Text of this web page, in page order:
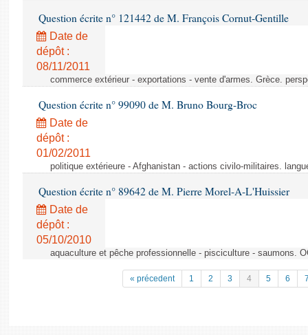
Question écrite n° 121442 de M. François Cornut-Gentille
Date de
dépôt :
08/11/2011
commerce extérieur - exportations - vente d'armes. Grèce.
Question écrite n° 99090 de M. Bruno Bourg-Broc
Date de
dépôt :
01/02/2011
politique extérieure - Afghanistan - actions civilo-militaires.
Question écrite n° 89642 de M. Pierre Morel-A-L'Huissier
Date de
dépôt :
05/10/2010
aquaculture et pêche professionnelle - pisciculture - saumons.
« précedent 1 2 3 4 5 6